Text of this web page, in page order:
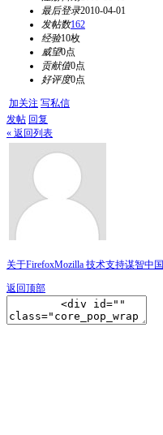
最后登录2010-04-01
发帖数162
经验10枚
威望0点
贡献值0点
好评度0点
加关注 写私信
发帖 回复
« 返回列表
关于FirefoxMozilla 技术支持谋智中国
返回顶部